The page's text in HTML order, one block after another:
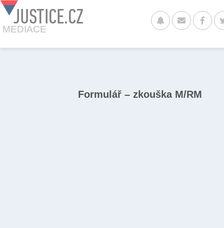
JUSTICE.CZ
MEDIACE
Formulář – zkouška M/RM